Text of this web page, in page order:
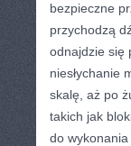
bezpieczne
przychodzą
odnajdzie się
niesłychanie
skalę, aż po
takich jak
do